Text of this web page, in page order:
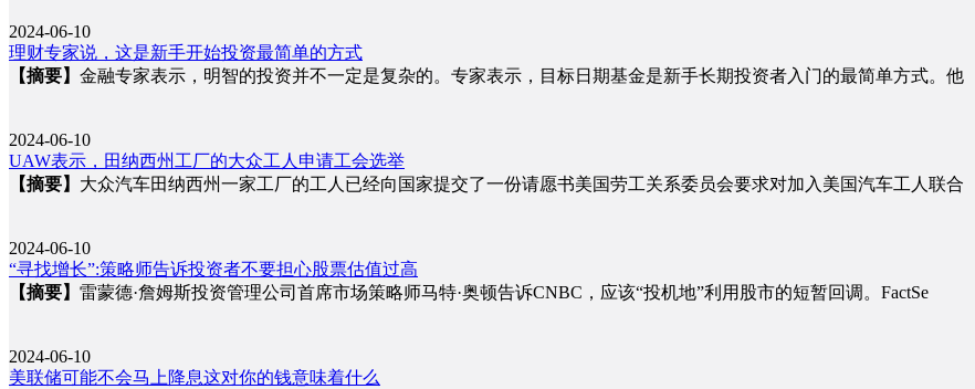
2024-06-10
理财专家说，这是新手开始投资最简单的方式
【摘要】 金融专家表示，明智的投资并不一定是复杂的。专家表示，目标日期基金是新手长期投资者入门的最简单方式。他
2024-06-10
UAW表示，田纳西州工厂的大众工人申请工会选举
【摘要】 大众汽车田纳西州一家工厂的工人已经向国家提交了一份请愿书美国劳工关系委员会要求对加入美国汽车工人联合
2024-06-10
“寻找增长”:策略师告诉投资者不要担心股票估值过高
【摘要】 雷蒙德·詹姆斯投资管理公司首席市场策略师马特·奥顿告诉CNBC，应该“投机地”利用股市的短暂回调。FactSe
2024-06-10
美联储可能不会马上降息这对你的钱意味着什么